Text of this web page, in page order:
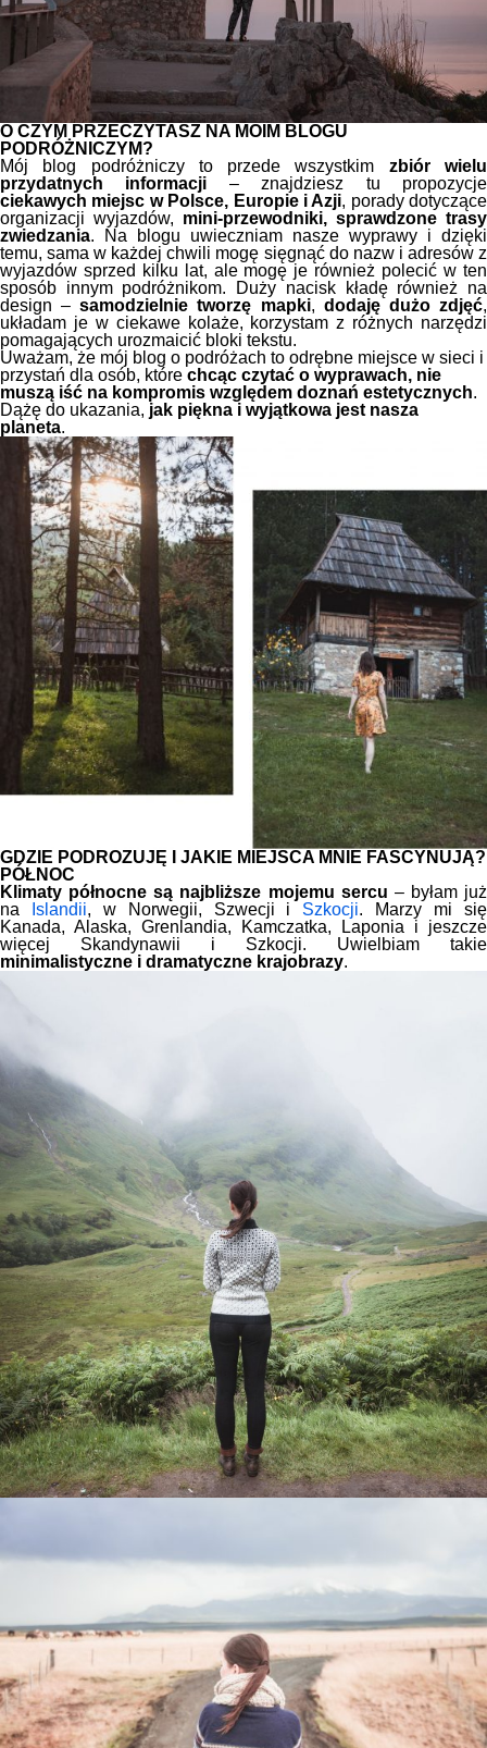
O CZYM PRZECZYTASZ NA MOIM BLOGU
PODRÓŻNICZYM?
Mój blog podróżniczy to przede wszystkim zbiór wielu
przydatnych informacji – znajdziesz tu propozycje
ciekawych miejsc w Polsce, Europie i Azji, porady dotyczące
organizacji wyjazdów, mini-przewodniki, sprawdzone trasy
zwiedzania. Na blogu uwieczniam nasze wyprawy i dzięki
temu, sama w każdej chwili mogę sięgnąć do nazw i adresów z
wyjazdów sprzed kilku lat, ale mogę je również polecić w ten
sposób innym podróżnikom. Duży nacisk kładę również na
design –samodzielnie tworzę mapki, dodaję dużo zdjęć,
układam je w ciekawe kolaże, korzystam z różnych narzędzi
pomagających urozmaicić bloki tekstu.
Uważam, że mój blog o podróżach to odrębne miejsce w sieci i
przystań dla osób, które chcąc czytać o wyprawach, nie
muszą iść na kompromis względem doznań estetycznych.
Dążę do ukazania, jak piękna i wyjątkowa jest nasza
planeta.
GDZIE PODRÓŻUJĘ I JAKIE MIEJSCA MNIE FASCYNUJĄ?
PÓŁNOC
Klimaty północne są najbliższe mojemu sercu – byłam już
na
Islandii, w Norwegii, Szwecji i Szkocji. Marzy mi się
Kanada, Alaska, Grenlandia, Kamczatka, Laponia i jeszcze
więcej Skandynawii i Szkocji. Uwielbiam takie
minimalistyczne i dramatyczne krajobrazy.